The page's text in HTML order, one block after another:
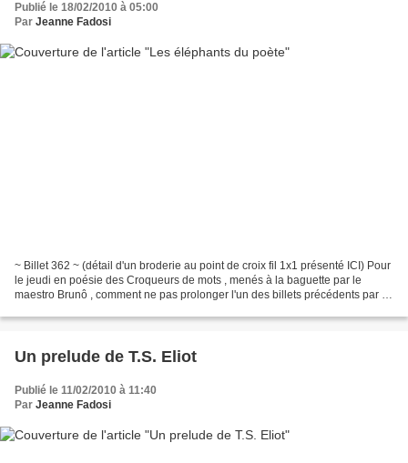
Publié le 18/02/2010 à 05:00
Par Jeanne Fadosi
~ Billet 362 ~ (détail d'un broderie au point de croix fil 1x1 présenté ICI) Pour
le jeudi en poésie des Croqueurs de mots , menés à la baguette par le
maestro Brunô , comment ne pas prolonger l'un des billets précédents par le
Un prelude de T.S. Eliot
Publié le 11/02/2010 à 11:40
Par Jeanne Fadosi